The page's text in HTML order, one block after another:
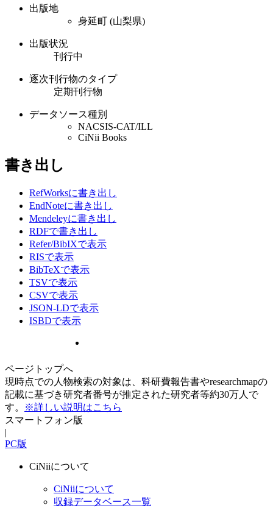
出版地
身延町 (山梨県)
出版状況
刊行中
逐次刊行物のタイプ
定期刊行物
データソース種別
NACSIS-CAT/ILL
CiNii Books
書き出し
RefWorksに書き出し
EndNoteに書き出し
Mendeleyに書き出し
RDFで書き出し
Refer/BibIXで表示
RISで表示
BibTeXで表示
TSVで表示
CSVで表示
JSON-LDで表示
ISBDで表示
ページトップへ
現時点での人物検索の対象は、科研費報告書やresearchmapの
記載に基づき研究者番号が推定された研究者等約30万人で
す。
※詳しい説明はこちら
スマートフォン版
|
PC版
CiNiiについて
CiNiiについて
収録データベース一覧